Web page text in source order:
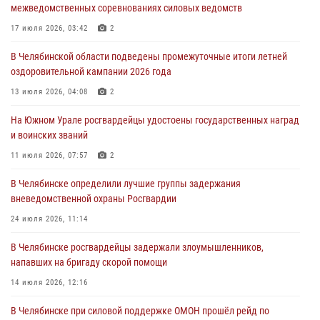
Росгвардейцы задержали трёх магазинных воров в Челябинске
На Южном Урале сотрудники Росгвардии задержали
подозреваемого в совершении убийства
В Челябинской области росгвардейцами по горячим следам
задержан подозреваемый в грабеже
межведомственных соревнованиях силовых ведомств
17 июля 2026, 03:42 2
В Челябинской области подведены промежуточные итоги летней
оздоровительной кампании 2026 года
13 июля 2026, 04:08 2
На Южном Урале росгвардейцы удостоены государственных наград
и воинских званий
11 июля 2026, 07:57 2
В Челябинске определили лучшие группы задержания
вневедомственной охраны Росгвардии
24 июля 2026, 11:14
В Челябинске росгвардейцы задержали злоумышленников,
напавших на бригаду скорой помощи
14 июля 2026, 12:16
В Челябинске при силовой поддержке ОМОН прошёл рейд по